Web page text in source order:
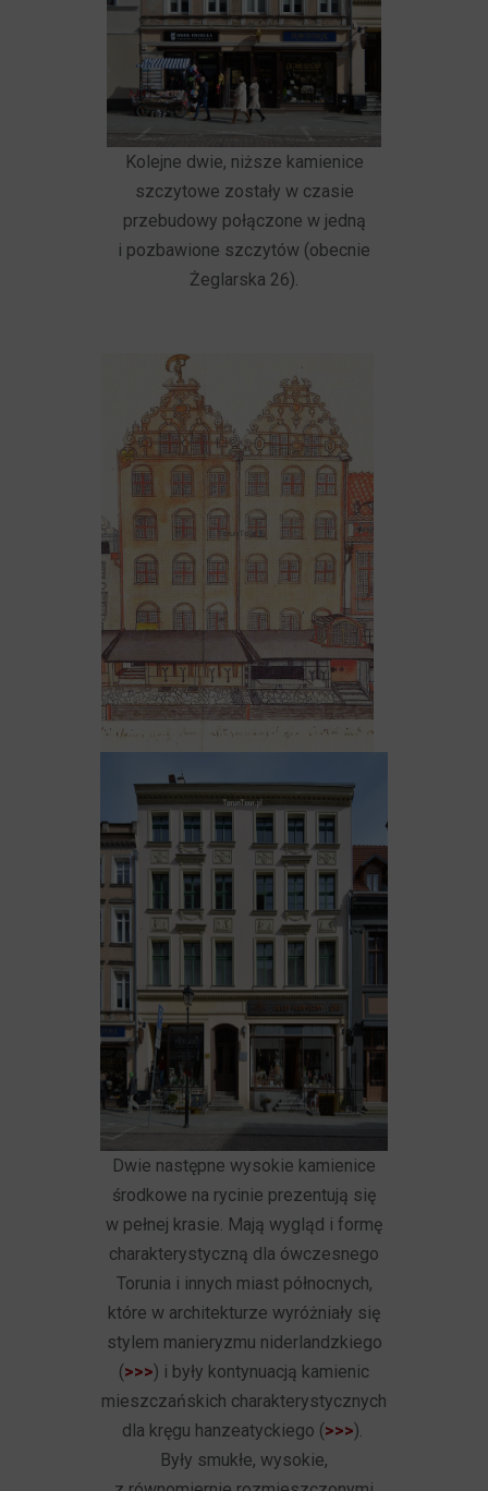
Kolejne dwie, niższe kamienice
szczytowe zostały w czasie
przebudowy połączone w jedną
i pozbawione szczytów (obecnie
Żeglarska 26).
Dwie następne wysokie kamienice
środkowe na rycinie prezentują się
w pełnej krasie. Mają wygląd i formę
charakterystyczną dla ówczesnego
Torunia i innych miast północnych,
które w architekturze wyróżniały się
stylem manieryzmu niderlandzkiego
(>>>) i były kontynuacją kamienic
mieszczańskich charakterystycznych
dla kręgu hanzeatyckiego (>>>).
Były smukłe, wysokie,